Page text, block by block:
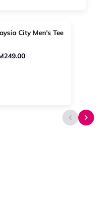
City Men's Tee